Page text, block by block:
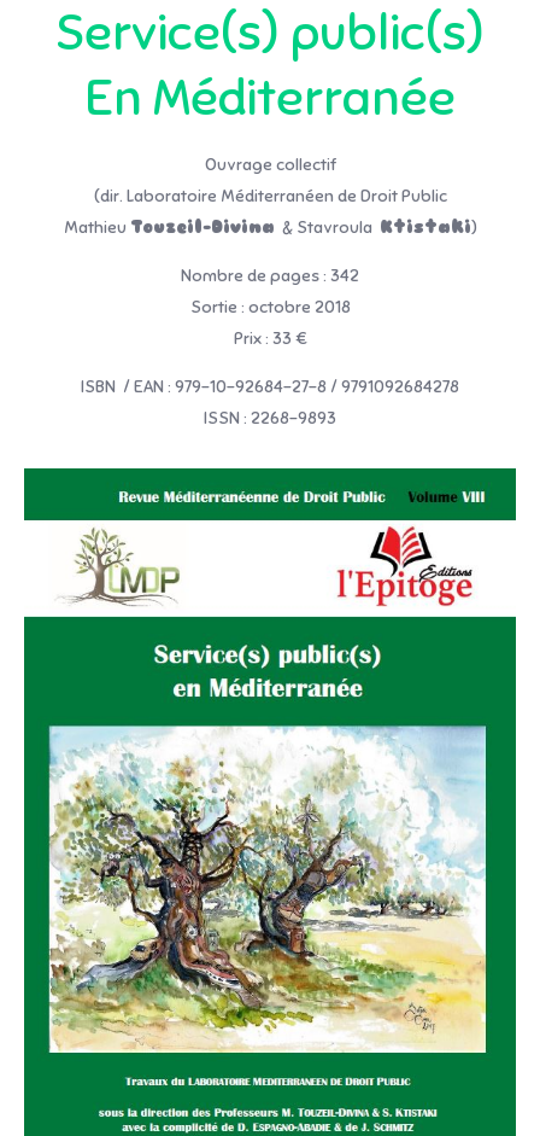
Service(s) public(s)
En Méditerranée
Ouvrage collectif
(dir. Laboratoire Méditerranéen de Droit Public
Mathieu Touzeil-Divina & Stavroula Ktistaki)
Nombre de pages : 342
Sortie : octobre 2018
Prix : 33 €
ISBN / EAN : 979-10-92684-27-8 / 9791092684278
ISSN : 2268-9893